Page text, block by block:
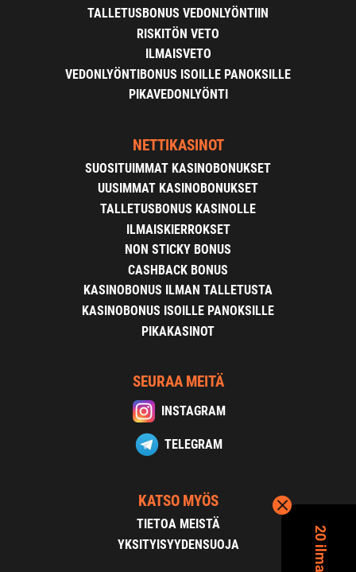
TALLETUSBONUS VEDONLYÖNTIIN
RISKITÖN VETO
ILMAISVETO
VEDONLYÖNTIBONUS ISOILLE PANOKSILLE
PIKAVEDONLYÖNTI
NETTIKASINOT
SUOSITUIMMAT KASINOBONUKSET
UUSIMMAT KASINOBONUKSET
TALLETUSBONUS KASINOLLE
ILMAISKIERROKSET
NON STICKY BONUS
CASHBACK BONUS
KASINOBONUS ILMAN TALLETUSTA
KASINOBONUS ISOILLE PANOKSILLE
PIKAKASINOT
SEURAA MEITÄ
INSTAGRAM
TELEGRAM
KATSO MYÖS
TIETOA MEISTÄ
YKSITYISYYDENSUOJA